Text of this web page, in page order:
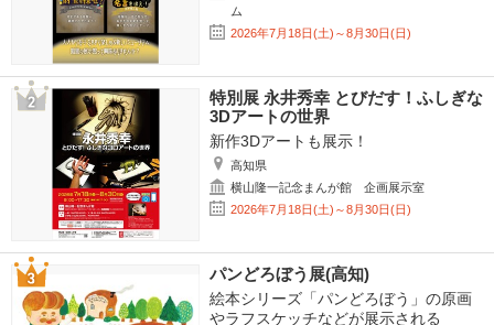
ム
2026年7月18日(土)～8月30日(日)
特別展 永井秀幸 とびだす！ふしぎな
3Dアートの世界
新作3Dアートも展示！
高知県
横山隆一記念まんが館 企画展示室
2026年7月18日(土)～8月30日(日)
パンどろぼう展(高知)
絵本シリーズ「パンどろぼう」の原画
やラフスケッチなどが展示される